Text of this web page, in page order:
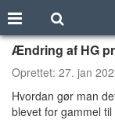
Ændring af HG
Oprettet: 27. jan
Hvordan gør man
blevet for gammel